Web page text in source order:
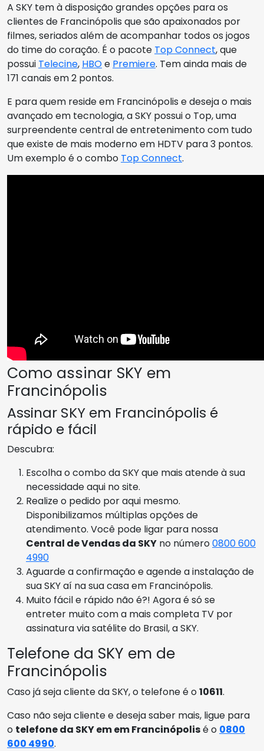
A SKY tem à disposição grandes opções para os
clientes de Francinópolis que são apaixonados por
filmes, seriados além de acompanhar todos os jogos
do time do coração. É o pacote Top Connect, que
possui Telecine, HBOe Premiere. Tem ainda mais de
171 canais em 2 pontos.
E para quem reside em Francinópolis e deseja o mais
avançado em tecnologia, a SKY possui o Top, uma
surpreendente central de entretenimento com tudo
que existe de mais moderno em HDTV para 3 pontos.
Um exemplo é o combo Top Connect.
Como assinar SKY em
Francinópolis
Assinar SKY em Francinópolis é
rápido e fácil
Descubra:
Escolha o combo da SKY que mais atende à sua
necessidade aqui no site.
Realize o pedido por aqui mesmo.
Disponibilizamos múltiplas opções de
atendimento. Você pode ligar para nossa
Central de Vendas da SKY no número0800 600
4990
Aguarde a confirmação e agende a instalação de
sua SKY aí na sua casa em Francinópolis.
Muito fácil e rápido não é?! Agora é só se
entreter muito com a mais completa TV por
assinatura via satélite do Brasil, a SKY.
Telefone da SKY em de
Francinópolis
Caso já seja cliente da SKY, o telefone é o10611.
Caso não seja cliente e deseja saber mais, ligue para
o telefone da SKY em em Francinópolisé o 0800
600 4990.